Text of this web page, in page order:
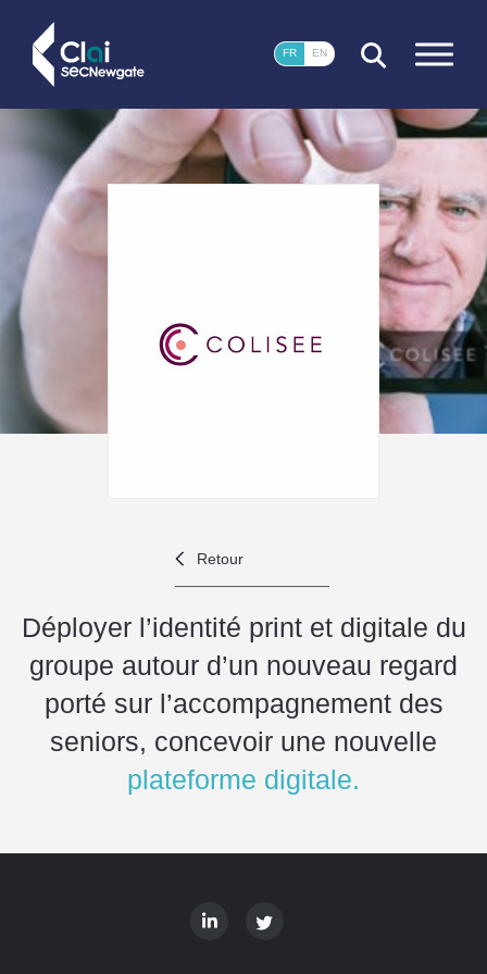
FERMER
FR EN
Retour
Déployer l’identité print et digitale du
groupe autour d’un nouveau regard
porté sur l’accompagnement des
seniors, concevoir une nouvelle
plateforme digitale.